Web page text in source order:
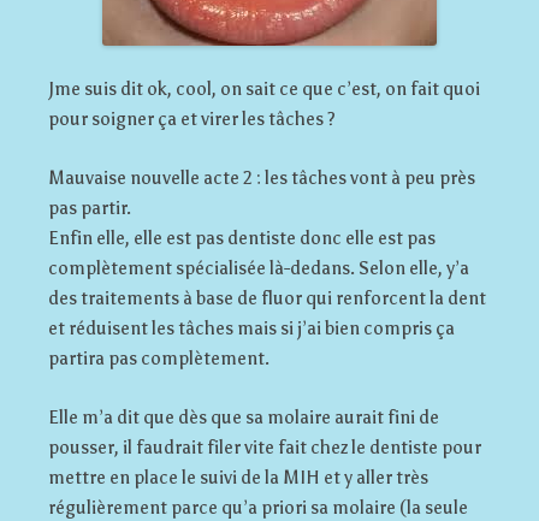
Jme suis dit ok, cool, on sait ce que c’est, on fait quoi
pour soigner ça et virer les tâches ?
Mauvaise nouvelle acte 2 : les tâches vont à peu près
pas partir.
Enfin elle, elle est pas dentiste donc elle est pas
complètement spécialisée là-dedans. Selon elle, y’a
des traitements à base de fluor qui renforcent la dent
et réduisent les tâches mais si j’ai bien compris ça
partira pas complètement.
Elle m’a dit que dès que sa molaire aurait fini de
pousser, il faudrait filer vite fait chez le dentiste pour
mettre en place le suivi de la MIH et y aller très
régulièrement parce qu’a priori sa molaire (la seule